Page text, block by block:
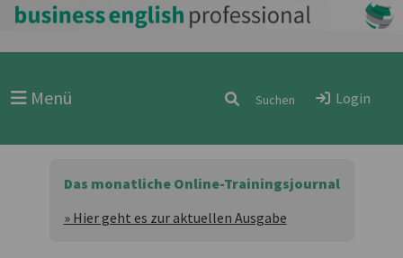
Menü Login
Das monatliche Online-Trainingsjournal
» Hier geht es zur aktuellen Ausgabe